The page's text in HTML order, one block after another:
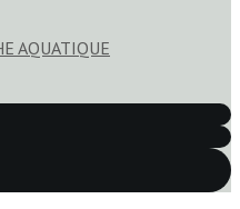
AQUATIQUE